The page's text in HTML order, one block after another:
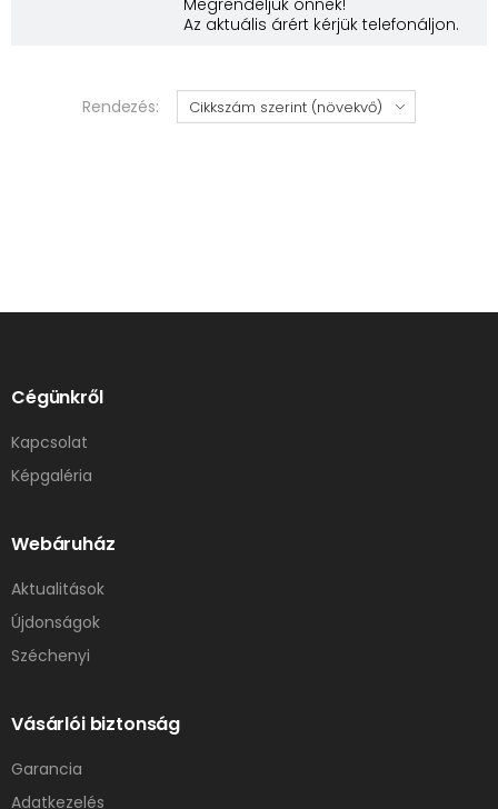
Megrendeljük önnek!
Az aktuális árért kérjük telefonáljon.
Rendezés:
Cégünkről
Kapcsolat
Képgaléria
Webáruház
Aktualitások
Újdonságok
Széchenyi
Vásárlói biztonság
Garancia
Adatkezelés